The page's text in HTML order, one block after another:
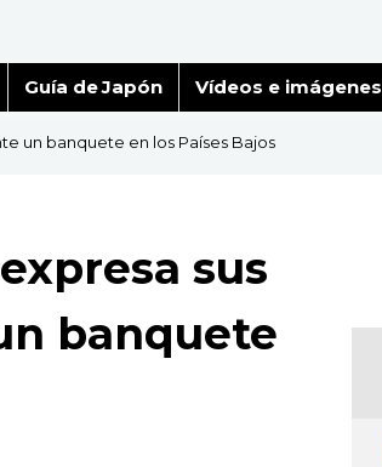
Guía de Japón Vídeos e imágenes
un banquete en los Países Bajos
sus
banquete